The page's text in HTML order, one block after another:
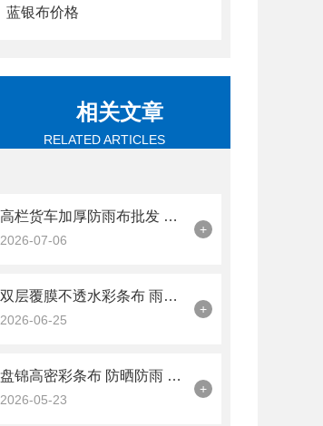
蓝银布价格
相关文章
RELATED ARTICLES
高栏货车加厚防雨布批发 天津本地靠谱货源怎么选
2026-07-06
+
双层覆膜不透水彩条布 雨天防渗效果稳定可靠
2026-06-25
+
盘锦高密彩条布 防晒防雨 农业遮盖 12×30米 抗老化
2026-05-23
+